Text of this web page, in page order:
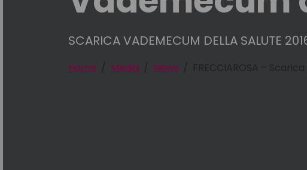
SCARICA VADEMECUM DELLA SALUTE
Home Media News